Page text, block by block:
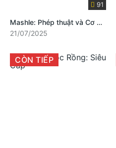
91
Mashle: Phép thuật và Cơ bắp
21/07/2025
CÒN TIẾP